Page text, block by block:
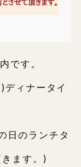
です。
ィナータイ
日のランチタ
ます。)